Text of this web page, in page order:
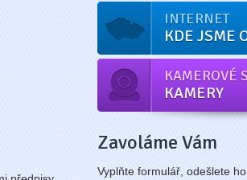
INTERNET
KDE JSME
KAMEROVÉ
KAMERY
Zavoláme Vám
Vyplňte formulář, odešlete